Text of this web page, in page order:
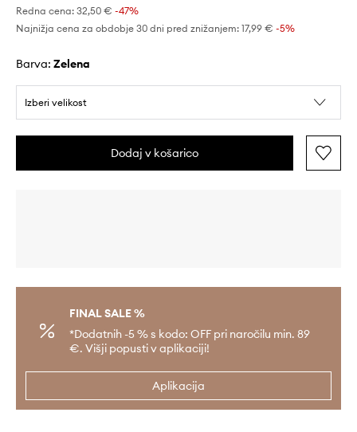
Redna cena: 32,50 € -47%
Najnižja cena za obdobje 30 dni pred znižanjem: 17,99 € -5%
Barva: zelena
Izberi velikost
Dodaj v košarico
FINAL SALE %
*Dodatnih -5 % s kodo: OFF pri naročilu min. 89
€. Višji popusti v aplikaciji!
Aplikacija